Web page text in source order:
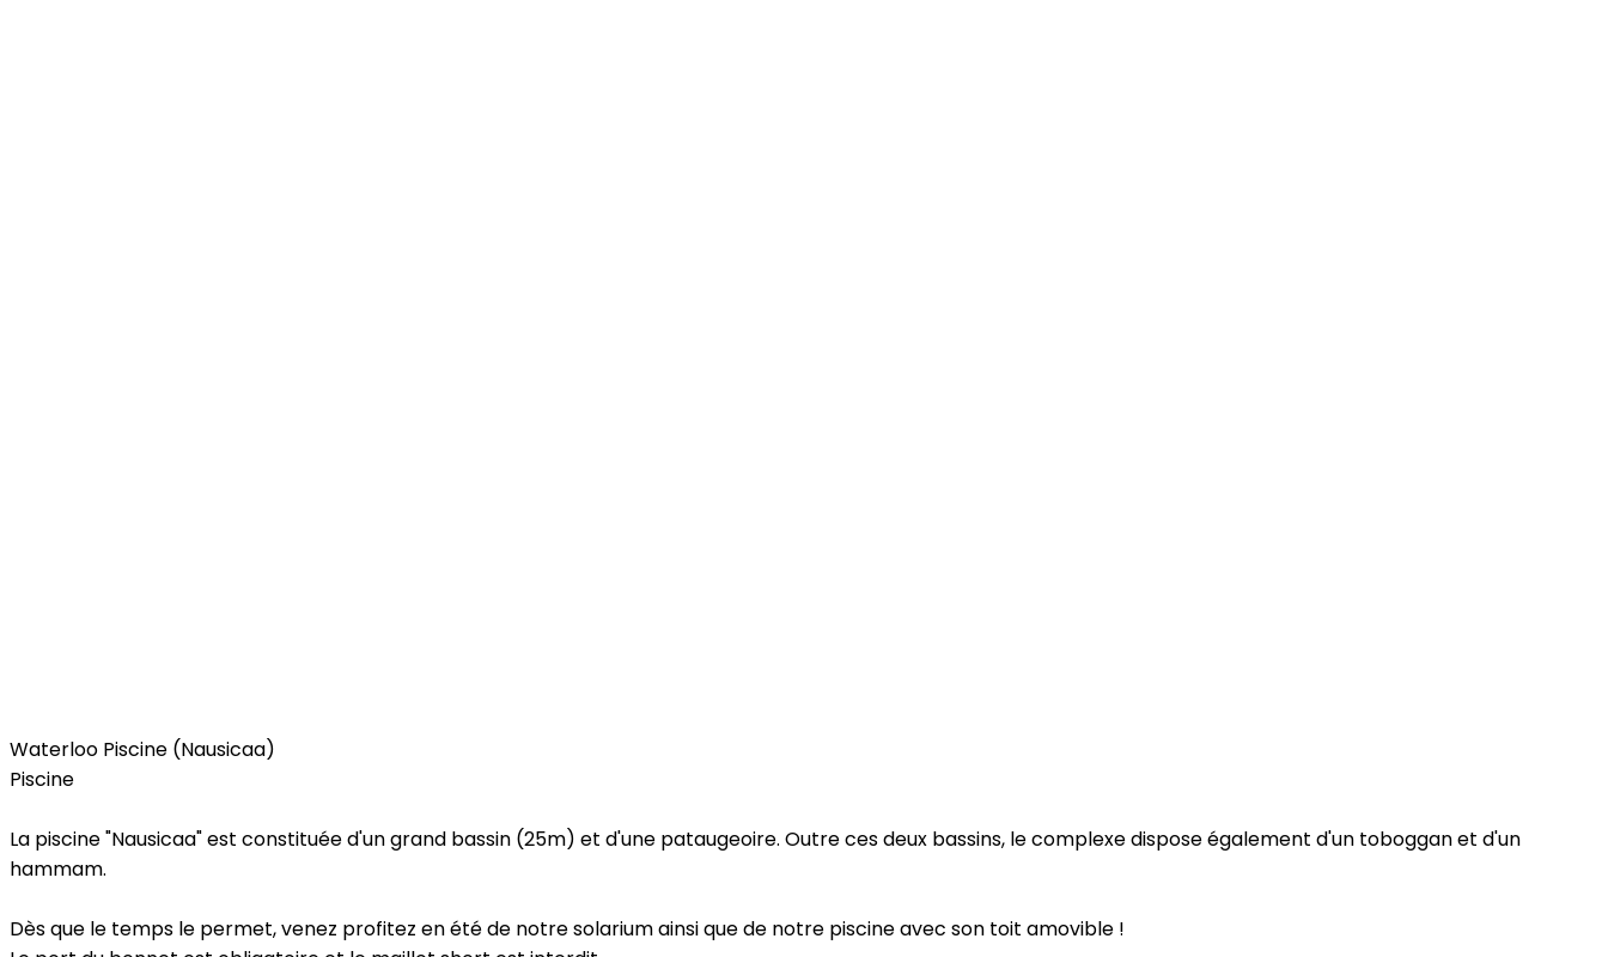
Waterloo Piscine (Nausicaa)
Piscine
La piscine "Nausicaa" est constituée d'un grand bassin (25m) et d'une pataugeoire. Outre ces deux bassins, le complexe dispose également d'un toboggan et d'un
hammam.
Dès que le temps le permet, venez profitez en été de notre solarium ainsi que de notre piscine avec son toit amovible !